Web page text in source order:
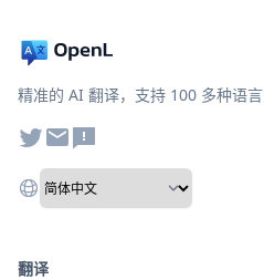
精准的 AI 翻译，支持 100 多种语言
翻译